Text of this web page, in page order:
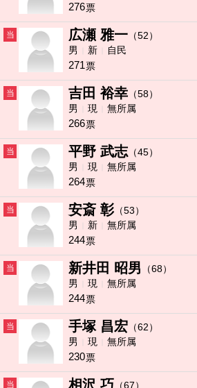
276票
当 広瀬 雅一 （52）
男
新 自民
271票
当 吉田 裕幸 （58）
男
現 無所属
266票
当 平野 武志 （45）
男
現 無所属
264票
当 安斎 彰 （53）
男
新 無所属
244票
当 新井田 昭男
（68）
男
現 無所属
244票
当 手塚 昌宏 （62）
男
現 無所属
230票
当 相沢 巧 （67）